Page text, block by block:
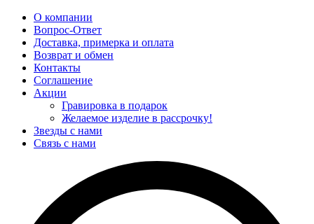
О компании
Вопрос-Ответ
Доставка, примерка и оплата
Возврат и обмен
Контакты
Соглашение
Акции
Гравировка в подарок
Желаемое изделие в рассрочку!
Звезды с нами
Связь с нами